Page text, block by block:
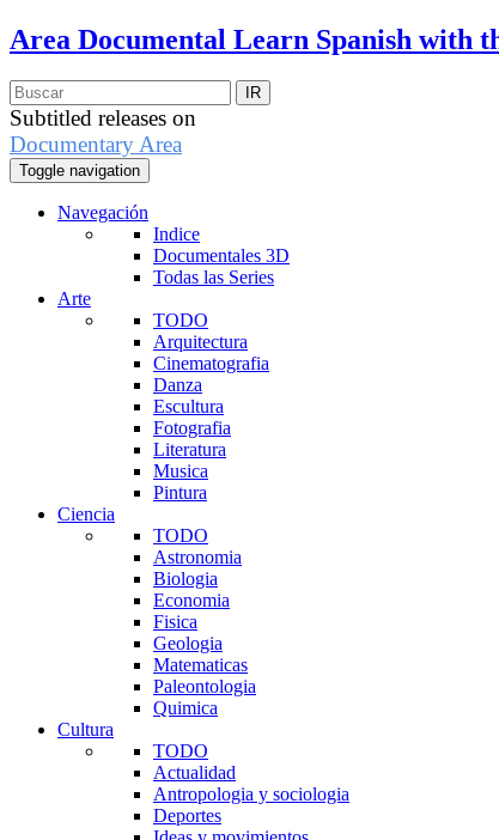
Area Documental Learn Spanish with
Subtitled releases on
Documentary Area
Toggle navigation
Navegación
Indice
Documentales 3D
Todas las Series
Arte
TODO
Arquitectura
Cinematografia
Danza
Escultura
Fotografia
Literatura
Musica
Pintura
Ciencia
TODO
Astronomia
Biologia
Economia
Fisica
Geologia
Matematicas
Paleontologia
Quimica
Cultura
TODO
Actualidad
Antropologia y sociologia
Deportes